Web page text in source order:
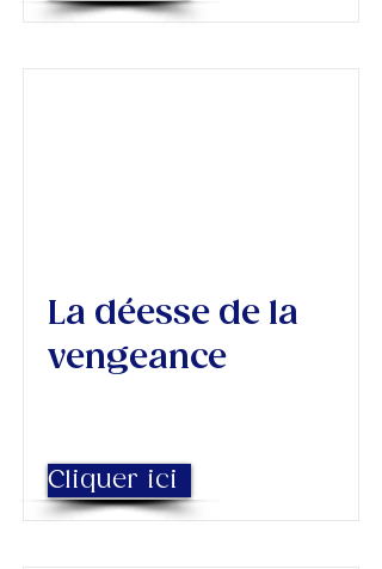
La déesse de la
vengeance
Cliquer ici